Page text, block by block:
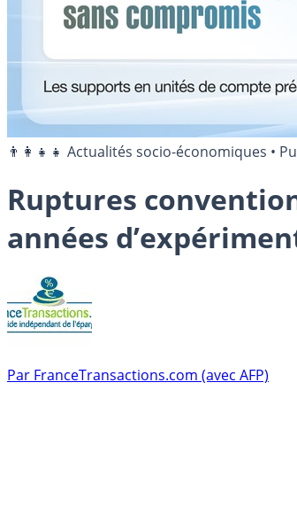
👨‍👩‍👧‍👧 Actualités socio-économiques •
Ruptures
années
Par FranceTransactions.com (avec AFP)